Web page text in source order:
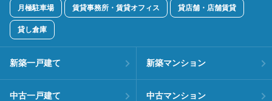
月極駐車場 賃貸事務所・賃貸オフィス 貸店舗・店舗賃貸
貸し倉庫
新築一戸建て 新築マンション
中古一戸建て 中古マンション